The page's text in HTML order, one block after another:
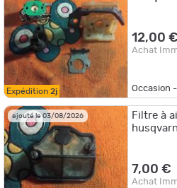
Expédition 2j
12,00 €
Achat
Occasion
ajouté le 03/08/2026
Filtre à
7,00 €
Achat